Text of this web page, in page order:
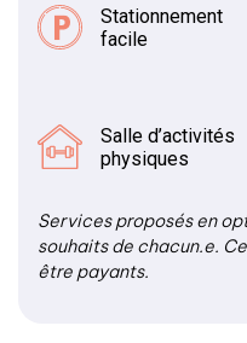
Stationnement
facile
Salle d’activités
physiques
Services proposés en
souhaits de chacun.e.
être payants.